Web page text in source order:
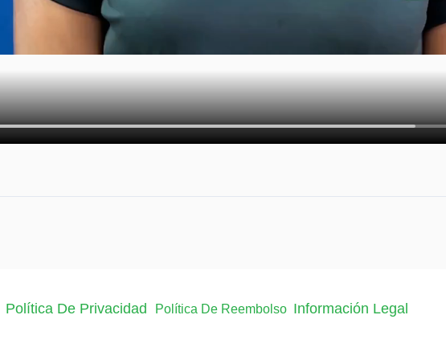
Política De Privacidad Política De Reembolso Información Legal